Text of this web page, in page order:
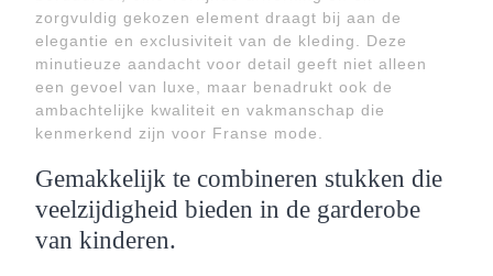
zorgvuldig gekozen element draagt bij aan de
elegantie en exclusiviteit van de kleding. Deze
minutieuze aandacht voor detail geeft niet alleen
een gevoel van luxe, maar benadrukt ook de
ambachtelijke kwaliteit en vakmanschap die
kenmerkend zijn voor Franse mode.
Gemakkelijk te combineren stukken die
veelzijdigheid bieden in de garderobe
van kinderen.